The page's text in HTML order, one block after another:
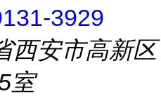
3929
西安市高新区
室